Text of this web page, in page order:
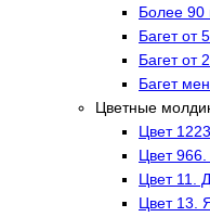
Более 90
Багет от
Багет от
Багет
Цветные
Цвет
Цвет
Цвет 11.
Цвет 13.